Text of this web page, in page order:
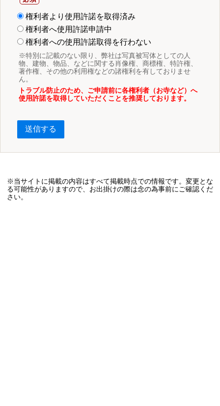
権利者より使用許諾を取得済み
権利者へ使用許諾申請中
権利者への使用許諾取得を行わない
※特別に記載のない限り、弊社は写真被写体としての人
物、建物、物品、などに関する肖像権、商標権、特許権、
著作権、その他の利用権などの諸権利を有しておりませ
ん。
トラブル防止のため、ご申請前に各権利者（お寺など）へ
使用許諾を取得していただくことを推奨しております。
送信する
※当サイトに掲載の内容はすべて掲載時点での情報です。変更とな
る可能性がありますので、お出掛けの際は念の為事前にご確認くだ
さい。